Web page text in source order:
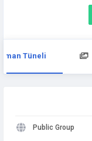
Tüneli
Public Group